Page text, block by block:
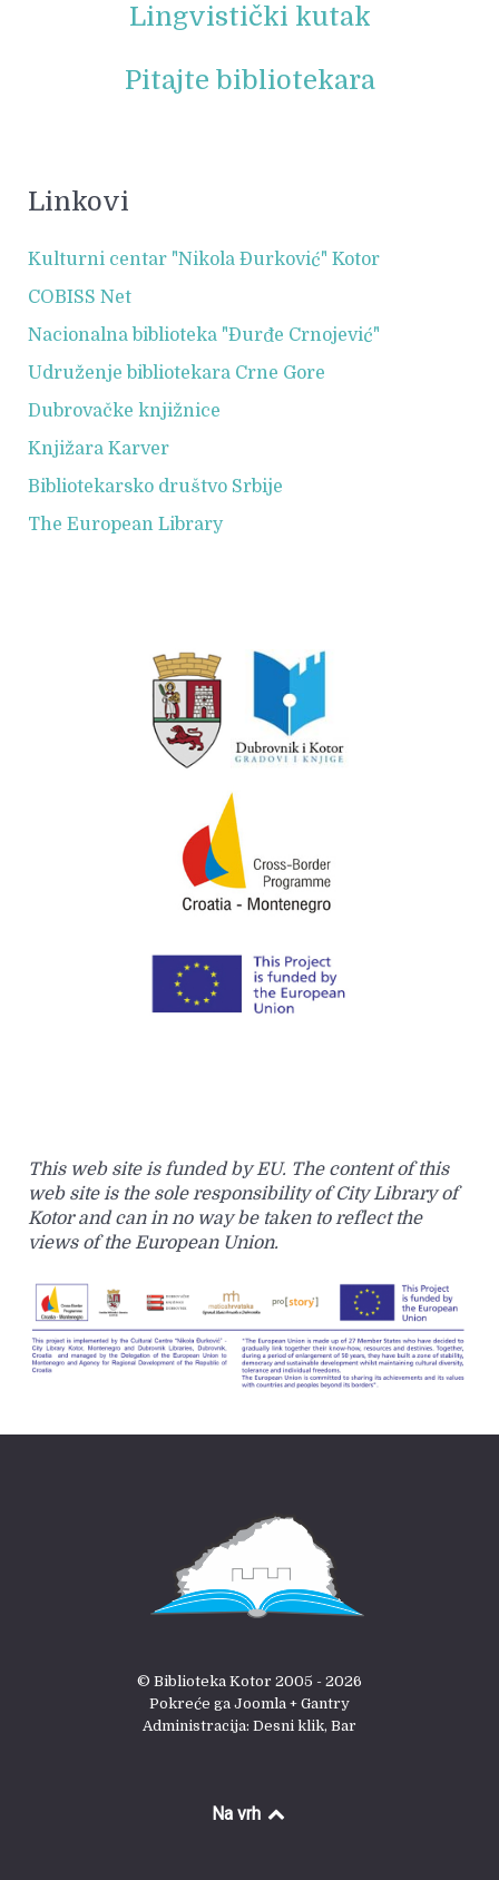
Lingvistički kutak
Pitajte bibliotekara
Linkovi
Kulturni centar "Nikola Đurković" Kotor
COBISS Net
Nacionalna biblioteka "Đurđe Crnojević"
Udruženje bibliotekara Crne Gore
Dubrovačke knjižnice
Knjižara Karver
Bibliotekarsko društvo Srbije
The European Library
This web site is funded by EU. The content of this
web site is the sole responsibility of City Library of
Kotor and can in no way be taken to reflect the
views of the European Union.
© Biblioteka Kotor 2005 - 2026
Pokreće ga Joomla + Gantry
Administracija: Desni klik, Bar
Na vrh